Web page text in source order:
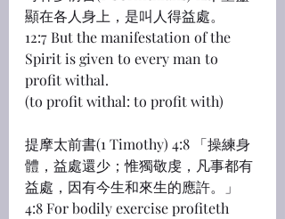
顯在各人身上，是叫人得益處。
12:7 But the manifestation of the
Spirit is given to every man to
profit withal.
(to profit withal: to profit with)
提摩太前書(1 Timothy) 4:8 「操練身
體，益處還少；惟獨敬虔，凡事都有
益處，因有今生和來生的應許。」
4:8 For bodily exercise profiteth